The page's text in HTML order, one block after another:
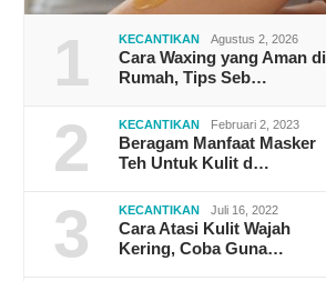
1 KECANTIKAN Agustus 2, 2026
Cara Waxing yang Aman di
Rumah, Tips Seb…
2 KECANTIKAN Februari 2, 2023
Beragam Manfaat Masker
Teh Untuk Kulit d…
3 KECANTIKAN Juli 16, 2022
Cara Atasi Kulit Wajah
Kering, Coba Guna…